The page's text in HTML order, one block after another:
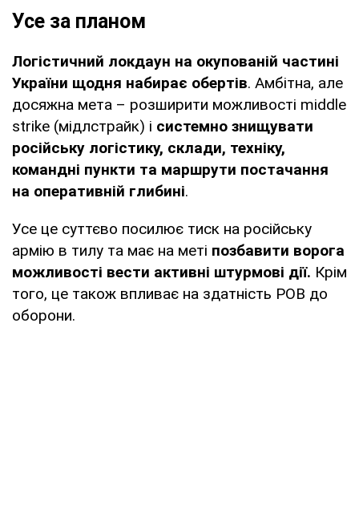
Усе за планом
Логістичний локдаун на окупованій частині
України щодня набирає обертів. Амбітна, але
досяжна мета – розширити можливості middle
strike (мідлстрайк) і системно знищувати
російську логістику, склади, техніку,
командні пункти та маршрути постачання
на оперативній глибині.
Усе це суттєво посилює тиск на російську
армію в тилу та має на меті позбавити ворога
можливості вести активні штурмові дії. Крім
того, це також впливає на здатність РОВ до
оборони.